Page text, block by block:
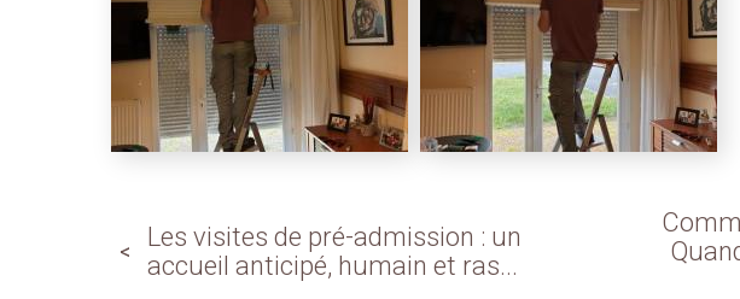
Les visites de pré-admission : un
accueil anticipé, humain et ras...